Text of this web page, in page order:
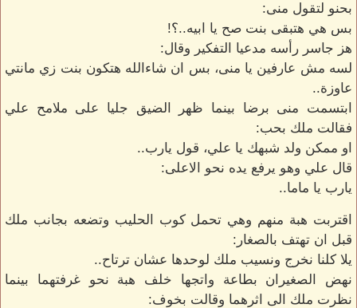
بحنو لتقول منى:
بس هي هتبقى بنت صح يا ابيه..؟!
هز جاسر رأسه مدعيا التفكير وقال:
لسه مش عارفين يا منى، بس ان شاءالله هتكون بنت زي مانتي
عاوزة..
ابتسمت منى برضا بينما ظهر الضيق جليا على ملامح علي
فقالت ملك بحب:
او ممكن ولد شبهك يا علي، قول يارب..
قال علي وهو يرفع يده نحو الاعلى:
يارب يا ماما..
اقتربت هبة منهم وهي تحمل كوب الحليب وتضعه بجانب ملك
قبل ان تهتف بالصغار:
يلا كلنا نخرج ونسيب ملك لوحدها عشان ترتاح..
نهض الصغيران بطاعة واتجها خلف هبة نحو غرفتهما بينما
نظرت ملك الى اثرهما وقالت بخوف: